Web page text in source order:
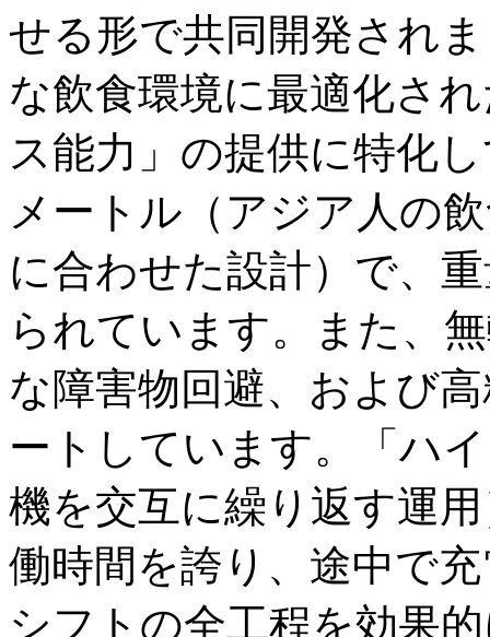
せる形で共同開発され
な飲食環境に最適化さ
ス能力」の提供に特化
メートル（アジア人の
に合わせた設計）で、
られています。また、
な障害物回避、および
ートしています。「ハ
機を交互に繰り返す運
働時間を誇り、途中で
シフトの全工程を効果